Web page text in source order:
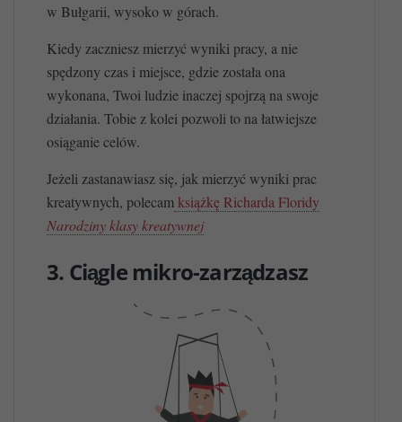
w Bułgarii, wysoko w górach.
Kiedy zaczniesz mierzyć wyniki pracy, a nie
spędzony czas i miejsce, gdzie została ona
wykonana, Twoi ludzie inaczej spojrzą na swoje
działania. Tobie z kolei pozwoli to na łatwiejsze
osiąganie celów.
Jeżeli zastanawiasz się, jak mierzyć wyniki prac
kreatywnych, polecamksiążkę Richarda Floridy
Narodziny klasy kreatywnej
3. Ciągle mikro-zarządzasz